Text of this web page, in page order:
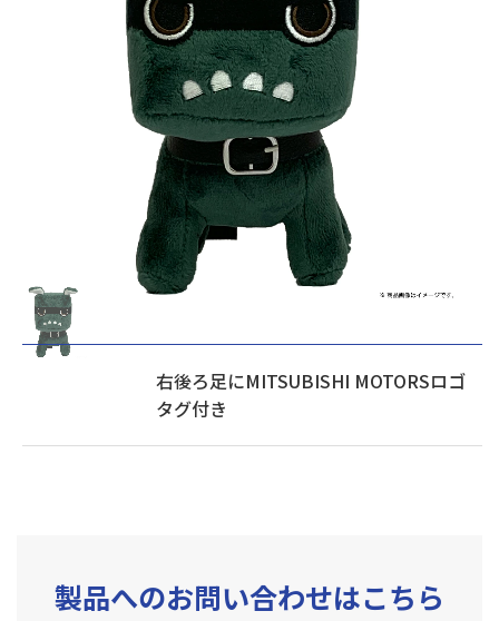
右後ろ足にMITSUBISHI MOTORSロゴ
タグ付き
製品へのお問い合わせはこちら